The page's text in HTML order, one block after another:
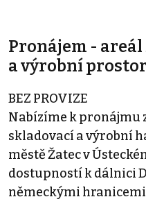
Pronájem -
a výrobní
BEZ PROVIZE
Nabízíme k pronájmu
skladovací a výrobní
městě Žatec v
dostupností k dálnici
německými